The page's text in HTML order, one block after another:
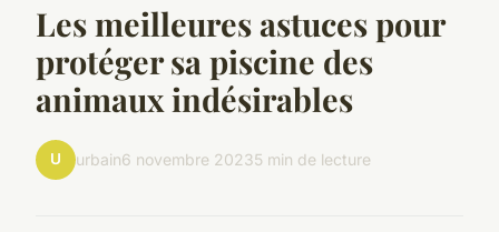
Les meilleures astuces pour
protéger sa piscine des
animaux indésirables
U urbain6 novembre 20235 min de lecture